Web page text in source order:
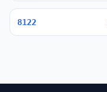
8122